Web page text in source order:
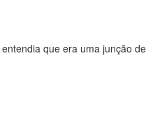
que era uma junção